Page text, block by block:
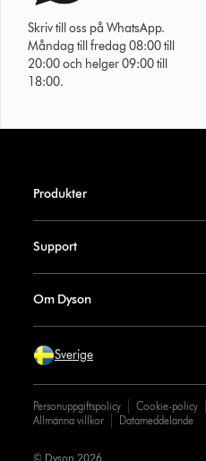
Skriv till oss på WhatsApp.
Måndag till fredag 08:00 till
20:00 och helger 09:00 till
18:00.
Produkter
Support
Om Dyson
Sverige
Personuppgiftspolicy Cookie-policy
Allmänna villkor
Datameddelande
© Dyson 2026